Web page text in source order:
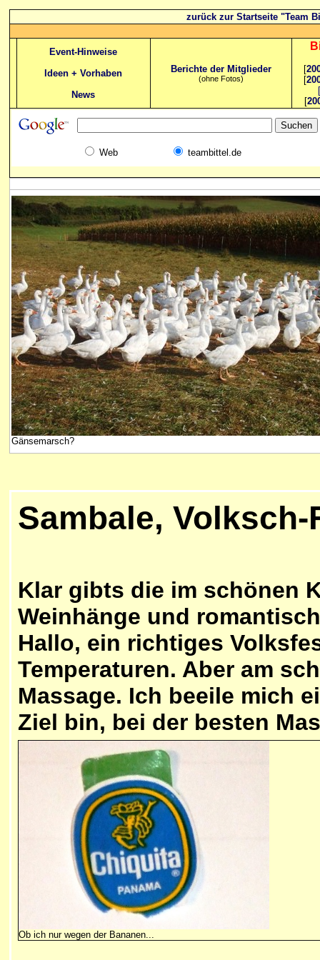
zurück zur Startseite "Team
Event-Hinweise
Ideen + Vorhaben
News
Berichte der Mitglieder
(ohne Fotos)
[
[
[
Web teambittel.de
Gänsemarsch?
Sambale,
Klar gibts die im schönen
Weinhänge und
Hallo, ein richtiges
Temperaturen. Aber am
Massage. Ich beeile mich
Ziel bin, bei der besten
Ob ich nur wegen der Bananen...